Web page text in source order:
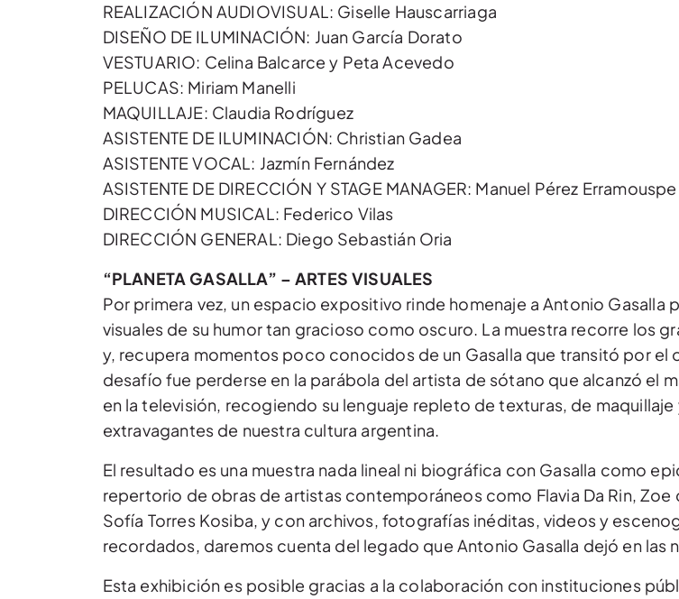
REALIZACIÓN AUDIOVISUAL: Giselle Hauscarriaga
DISEÑO DE ILUMINACIÓN: Juan García Dorato
VESTUARIO: Celina Balcarce y Peta Acevedo
PELUCAS: Miriam Manelli
MAQUILLAJE: Claudia Rodríguez
ASISTENTE DE ILUMINACIÓN: Christian Gadea
ASISTENTE VOCAL: Jazmín Fernández
ASISTENTE DE DIRECCIÓN Y STAGE MANAGER: Manuel Pérez Erramouspe
DIRECCIÓN MUSICAL: Federico Vilas
DIRECCIÓN GENERAL: Diego Sebastián Oria
“PLANETA GASALLA” – ARTES VISUALES
Por primera vez, un espacio expositivo rinde homenaje a Antonio Gasalla
visuales de su humor tan gracioso como oscuro. La muestra recorre los
y, recupera momentos poco conocidos de un Gasalla que transitó por el
desafío fue perderse en la parábola del artista de sótano que alcanzó el
en la televisión, recogiendo su lenguaje repleto de texturas, de
extravagantes de nuestra cultura argentina.
El resultado es una muestra nada lineal ni biográfica con Gasalla como
repertorio de obras de artistas contemporáneos como Flavia Da Rin, Zoe
Sofía Torres Kosiba, y con archivos, fotografías inéditas, videos y
recordados, daremos cuenta del legado que Antonio Gasalla dejó en las
Esta exhibición es posible gracias a la colaboración con instituciones